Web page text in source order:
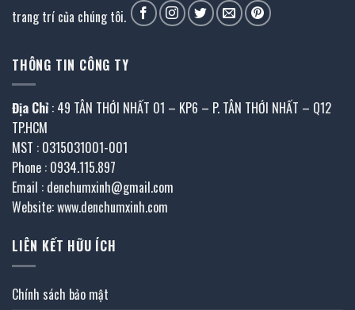
trang trí của chúng tôi.
THÔNG TIN CÔNG TY
Địa Chỉ : 49 TÂN THỚI NHẤT 01 – KP6 – P. TÂN THỚI NHẤT – Q12
TP.HCM
MST : 0315031001-001
Phone : 0934.115.897
Email : denchumxinh@gmail.com
Website: www.denchumxinh.com
LIÊN KẾT HỮU ÍCH
Chính sách bảo mật